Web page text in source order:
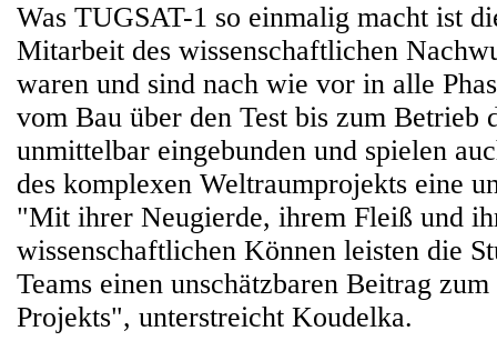
Was TUGSAT-1 so einmalig macht ist
Mitarbeit des wissenschaftlichen
waren und sind nach wie vor in alle
vom Bau über den Test bis zum Betrieb
unmittelbar eingebunden und spielen
des komplexen Weltraumprojekts eine
"Mit ihrer Neugierde, ihrem Fleiß und
wissenschaftlichen Können leisten die
Teams einen unschätzbaren Beitrag
Projekts", unterstreicht Koudelka.